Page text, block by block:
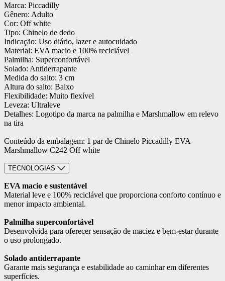
Marca: Piccadilly
Gênero: Adulto
Cor: Off white
Tipo: Chinelo de dedo
Indicação: Uso diário, lazer e autocuidado
Material: EVA macio e 100% reciclável
Palmilha: Superconfortável
Solado: Antiderrapante
Medida do salto: 3 cm
Altura do salto: Baixo
Flexibilidade: Muito flexível
Leveza: Ultraleve
Detalhes: Logotipo da marca na palmilha e Marshmallow em relevo
na tira
Conteúdo da embalagem: 1 par de Chinelo Piccadilly EVA
Marshmallow C242 Off white
TECNOLOGIAS
EVA macio e sustentável
Material leve e 100% reciclável que proporciona conforto contínuo e
menor impacto ambiental.
Palmilha superconfortável
Desenvolvida para oferecer sensação de maciez e bem-estar durante
o uso prolongado.
Solado antiderrapante
Garante mais segurança e estabilidade ao caminhar em diferentes
superfícies.